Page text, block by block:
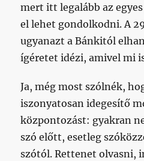
mert itt legalább az
el lehet gondolkodni. A
ugyanazt a Bánkitól
ígéretet idézi, amivel mi
Ja, még most szólnék,
iszonyatosan idegesítő
központozást: gyakran
szó előtt, esetleg
szótól. Rettenet olvasni,